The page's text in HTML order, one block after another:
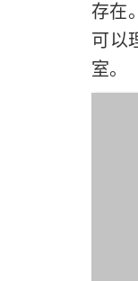
存在
可以
室。